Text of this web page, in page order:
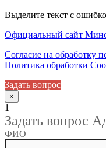
Выделите текст с
Официальный сайт
Согласие на обработку
Политика обработки
Задать вопрос
×
1
Задать вопрос
ФИО